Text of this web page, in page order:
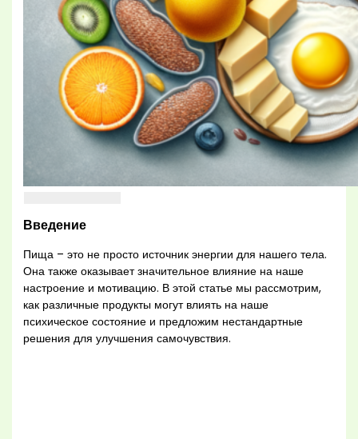
Введение
Пища – это не просто источник энергии для нашего тела.
Она также оказывает значительное влияние на наше
настроение и мотивацию. В этой статье мы рассмотрим,
как различные продукты могут влиять на наше
психическое состояние и предложим нестандартные
решения для улучшения самочувствия.